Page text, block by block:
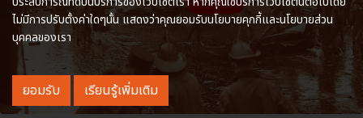
ไม่มีการปรับตั้งค่าใดๆนั้น แสดงว่าคุณยอมรับนโยบายคุกกี้และนโยบายส่วน
บุคคลของเรา
ยอมรับ เรียนรู้เพิ่มเติม